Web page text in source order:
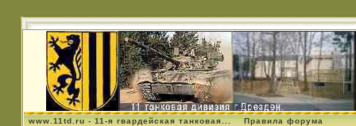
www.11td.ru - 11-я гвардейская танковая... Правила форума